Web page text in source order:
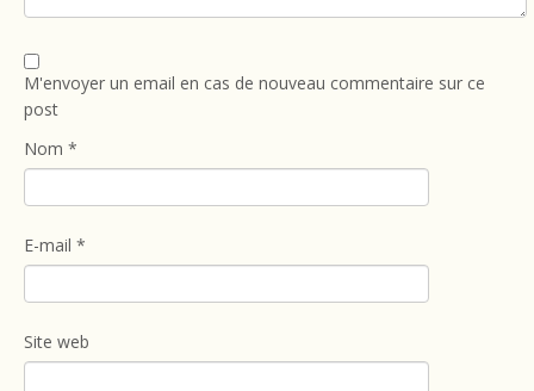
M'envoyer un email en cas de nouveau commentaire sur ce
post
Nom *
E-mail *
Site web